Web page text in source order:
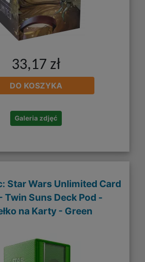
33,17 zł
DO KOSZYKA
Galeria zdjęć
Star Wars Unlimited Card
Twin Suns Deck Pod -
na Karty - Green